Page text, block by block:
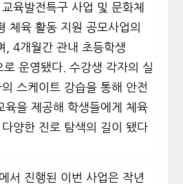
육발전특구 사업 및 문화체
체육 활동 지원 공모사업의
, 4개월간 관내 초등학생
운영됐다. 수강생 각자의 실
스케이트 강습을 통해 안전
육을 제공해 학생들에게 체육
양한 진로 탐색의 길이 됐다
서 진행된 이번 사업은 작년